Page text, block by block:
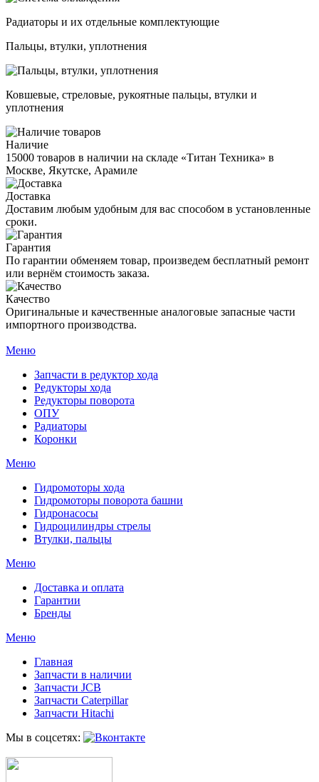
Радиаторы и их отдельные комплектующие
Пальцы, втулки, уплотнения
Ковшевые, стреловые, рукоятные пальцы, втулки и
уплотнения
Наличие
15000 товаров в наличии на складе «Титан Техника» в
Москве, Якутске, Арамиле
Доставка
Доставим любым удобным для вас способом в установленные
сроки.
Гарантия
По гарантии обменяем товар, произведем бесплатный ремонт
или вернём стоимость заказа.
Качество
Оригинальные и качественные аналоговые запасные части
импортного производства.
Меню
Запчасти в редуктор хода
Редукторы хода
Редукторы поворота
ОПУ
Радиаторы
Коронки
Меню
Гидромоторы хода
Гидромоторы поворота башни
Гидронасосы
Гидроцилиндры стрелы
Втулки, пальцы
Меню
Доставка и оплата
Гарантии
Бренды
Меню
Главная
Запчасти в наличии
Запчасти JCB
Запчасти Caterpillar
Запчасти Hitachi
Мы в соцсетях: